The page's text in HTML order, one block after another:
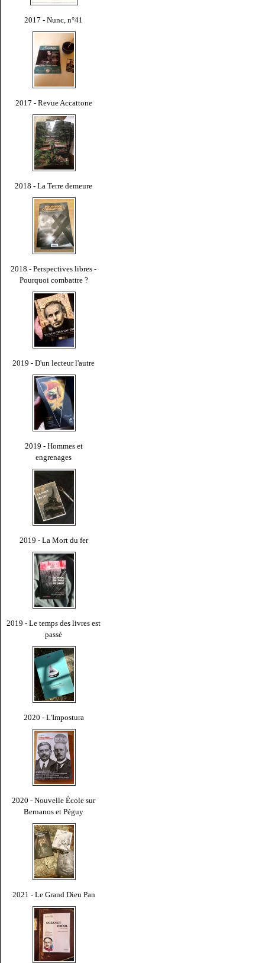
2017 - Nunc, n°41
2017 - Revue Accattone
2018 - La Terre demeure
2018 - Perspectives libres -
Pourquoi combattre ?
2019 - D'un lecteur l'autre
2019 - Hommes et
engrenages
2019 - La Mort du fer
2019 - Le temps des livres est
passé
2020 - L'Impostura
2020 - Nouvelle École sur
Bernanos et Péguy
2021 - Le Grand Dieu Pan